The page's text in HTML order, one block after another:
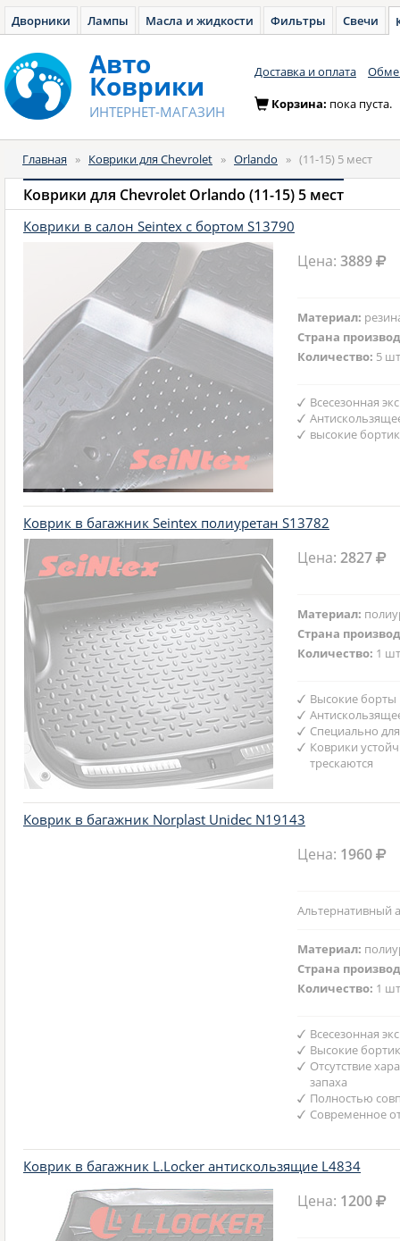
Дворники Лампы Масла и жидкости Фильтры Свечи
Авто
Коврики
ИНТЕРНЕТ-МАГАЗИН
Доставка и оплата
Корзина: пока пуста.
Главная » Коврики для Chevrolet » Orlando » (11-15) 5 мест
Коврики для Chevrolet Orlando (11-15) 5 мест
Коврики в салон Seintex с бортом S13790
Цена:3889
Материал:
Страна
Количество: 5
Всесезонная
высокие
Коврик в багажник Seintex полиуретан S13782
Цена:2827
Материал:
Страна
Количество: 1
Высокие борты
Специально
Коврики
трескаются
Коврик в багажник Norplast Unidec N19143
Цена: 1960
Альтернативный
Материал:
Страна
Количество: 1
Всесезонная
Высокие
Отсутствие
запаха
Полностью
Современное
Коврик в багажник L.Locker антискользящие L4834
Цена: 1200